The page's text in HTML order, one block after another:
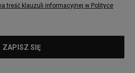
treść klauzuli informacyjnej w Polityce